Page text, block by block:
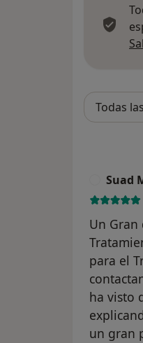
Suad
Un
para el
ha visto
un gran